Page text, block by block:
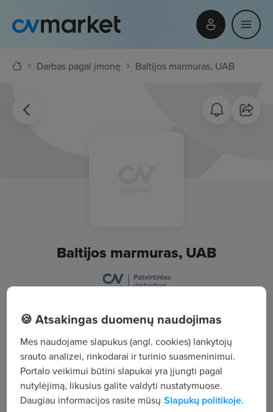
Darbas pagal įmonę Baltijos marmuras, UAB
Baltijos marmuras, UAB
Žiūrėti visus skelbimus
Įmonės aprašymas
27
🍪 Atsakingas duomenų naudojimas
Mes naudojame slapukus (angl. cookies) lankytojų
srauto analizei, rinkodarai ir turinio suasmeninimui.
Portalo veikimui būtini slapukai yra įjungti pagal
nutylėjimą, likusius galite valdyti nustatymuose.
Daugiau informacijos rasite mūsų Slapukų politikoje.